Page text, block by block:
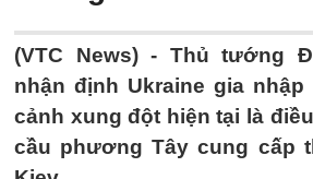
(VTC News) - Thủ tướng
nhận định Ukraine gia nhập
cảnh xung đột hiện tại là
cầu phương Tây cung cấp